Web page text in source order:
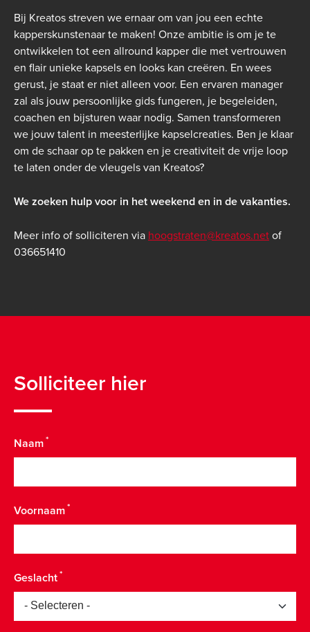
Bij Kreatosstreven we ernaar om van jou een echte
kapperskunstenaar te maken! Onze ambitie is om je te
ontwikkelen tot een allround kapper die met vertrouwen
en flair unieke kapsels en looks kan creëren. En wees
gerust, je staat er niet alleen voor. Een ervaren manager
zal als jouw persoonlijke gids fungeren, je begeleiden,
coachen en bijsturen waar nodig. Samen transformeren
we jouw talent in meesterlijke kapselcreaties. Ben je klaar
om de schaar op te pakken en je creativiteit de vrije loop
te laten onder de vleugels van Kreatos?
We zoeken hulp voor in het weekend en in de vakanties.
Meer info of solliciteren via hoogstraten@kreatos.netof
036651410
Solliciteer hier
Naam
Voornaam
Geslacht